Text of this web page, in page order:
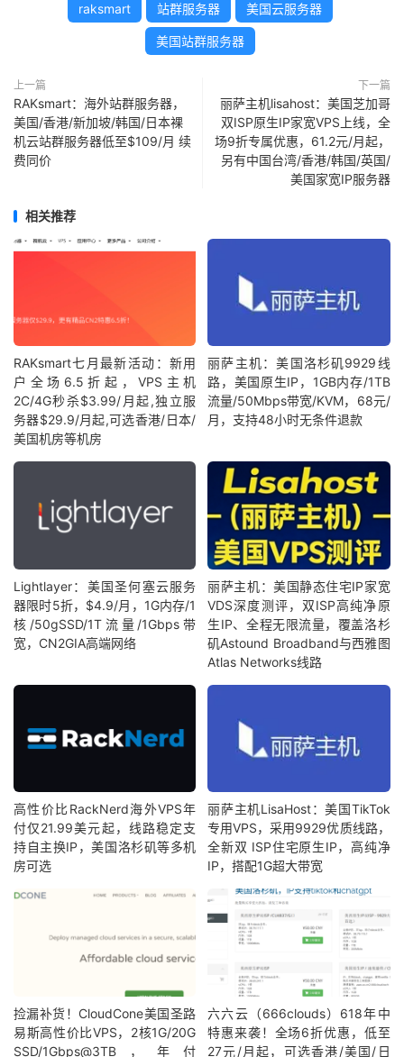
raksmart 站群服务器 美国云服务器
美国站群服务器
上一篇
RAKsmart：海外站群服务器，
美国/香港/新加坡/韩国/日本裸
机云站群服务器低至$109/月 续
费同价
下一篇
丽萨主机lisahost：美国芝加哥
双ISP原生IP家宽VPS上线，全
场9折专属优惠，61.2元/月起，
另有中国台湾/香港/韩国/英国/
美国家宽IP服务器
相关推荐
RAKsmart七月最新活动：新用
户全场6.5折起，VPS主机
2C/4G秒杀$3.99/月起,独立服
务器$29.9/月起,可选香港/日本/
美国机房等机房
丽萨主机：美国洛杉矶9929线
路，美国原生IP，1GB内存/1TB
流量/50Mbps带宽/KVM，68元/
月，支持48小时无条件退款
Lightlayer：美国圣何塞云服务
器限时5折，$4.9/月，1G内存/1
核/50gSSD/1T流量/1Gbps带
宽，CN2GIA高端网络
丽萨主机：美国静态住宅IP家宽
VDS深度测评，双ISP高纯净原
生IP、全程无限流量，覆盖洛杉
矶Astound Broadband与西雅图
Atlas Networks线路
高性价比RackNerd海外VPS年
付仅21.99美元起，线路稳定支
持自主换IP，美国洛杉矶等多机
房可选
丽萨主机LisaHost：美国TikTok
专用VPS，采用9929优质线路，
全新双 ISP住宅原生IP，高纯净
IP，搭配1G超大带宽
捡漏补货！CloudCone美国圣路
易斯高性价比VPS，2核1G/20G
SSD/1Gbps@3TB，年付
六六云（666clouds）618年中
特惠来袭！全场6折优惠，低至
27元/月起，可选香港/美国/日